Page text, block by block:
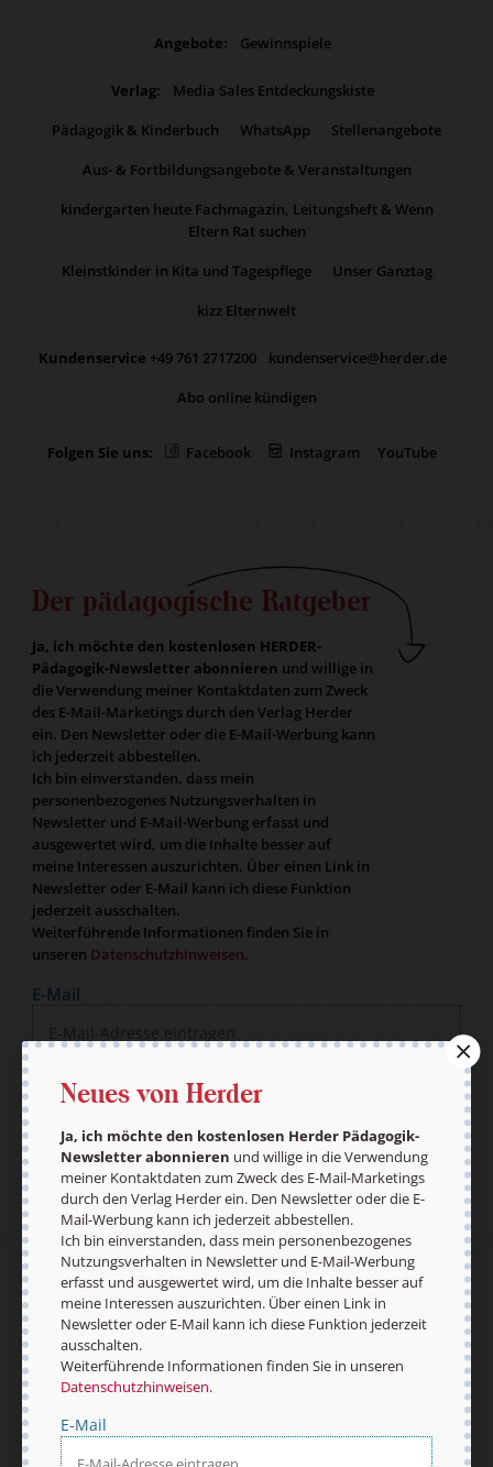
Angebote: Gewinnspiele
Verlag:
Media Sales Entdeckungskiste
Pädagogik & Kinderbuch
WhatsApp
Stellenangebote
Aus- & Fortbildungsangebote & Veranstaltungen
kindergarten heute Fachmagazin, Leitungsheft & Wenn
Eltern Rat suchen
Kleinstkinder in Kita und Tagespflege
Unser Ganztag
kizz Elternwelt
Kundenservice +49 761 2717200
kundenservice@herder.de
Abo online kündigen
Folgen Sie uns: Facebook Instagram YouTube
Der pädagogische Ratgeber
Ja, ich möchte den kostenlosen HERDER-
Pädagogik-Newsletter abonnieren und willige in
die Verwendung meiner Kontaktdaten zum Zweck
des E-Mail-Marketings durch den Verlag Herder
ein. Den Newsletter oder die E-Mail-Werbung kann
ich jederzeit abbestellen.
Ich bin einverstanden, dass mein
personenbezogenes Nutzungsverhalten in
Newsletter und E-Mail-Werbung erfasst und
ausgewertet wird, um die Inhalte besser auf
meine Interessen auszurichten. Über einen Link in
Newsletter oder E-Mail kann ich diese Funktion
jederzeit ausschalten.
Weiterführende Informationen finden Sie in
unseren Datenschutzhinweisen.
E-Mail
AGB und Widerrufsbelehrung
Datenschutz
Barrierefreiheit
Impressum
Neues von Herder
Ja, ich möchte den kostenlosen Herder Pädagogik-
Newsletter abonnieren und willige in die Verwendung
meiner Kontaktdaten zum Zweck des E-Mail-Marketings
durch den Verlag Herder ein. Den Newsletter oder die E-
Mail-Werbung kann ich jederzeit abbestellen.
Ich bin einverstanden, dass mein personenbezogenes
Nutzungsverhalten in Newsletter und E-Mail-Werbung
erfasst und ausgewertet wird, um die Inhalte besser auf
meine Interessen auszurichten. Über einen Link in
Newsletter oder E-Mail kann ich diese Funktion jederzeit
ausschalten.
Weiterführende Informationen finden Sie in unseren
Datenschutzhinweisen.
E-Mail